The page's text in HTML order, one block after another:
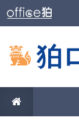
狛